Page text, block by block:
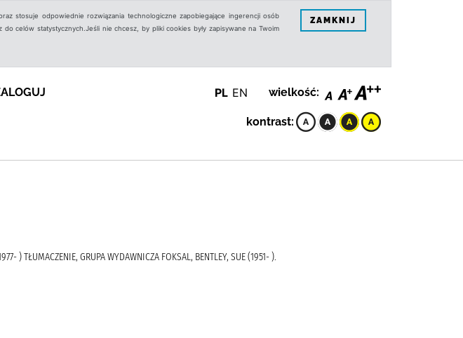
stosuje odpowiednie rozwiązania technologiczne zapobiegające ingerencji osób
celów statystycznych.Jeśli nie chcesz, by pliki cookies były zapisywane na Twoim
ZAMKNIJ
PL EN wielkość:
kontrast:
) TŁUMACZENIE, GRUPA WYDAWNICZA FOKSAL, BENTLEY, SUE (1951- ).